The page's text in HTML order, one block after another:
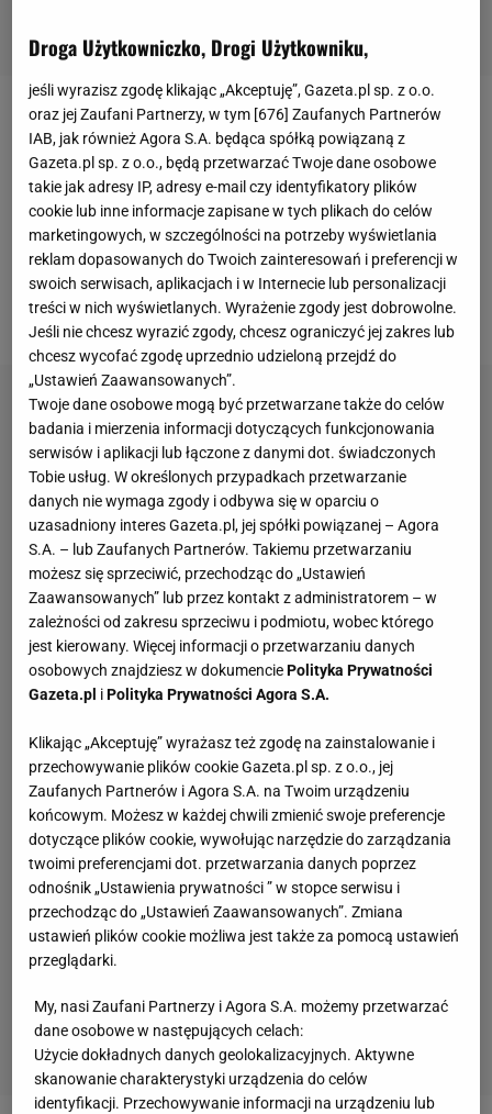
Przemysław Tytoń, który zasłynął z obronienia rzutu
karnego wmeczuEuro 2012, gdy zastąpiłWojciecha
Szczęsnegow meczu z Grecją (1:1), wraca do Polski.
Golkiper nie podpisał jednak umowy z Wisłą Płock,
ale dostał jedynie zgodę na treningi z drużyną
prowadzoną przez Dariusza Dźwigałę -
poinformował Jakub Białek z Weszło.com
Droga Użytkowniczko, Drogi Użytkowniku,
jeśli wyrazisz zgodę klikając „Akceptuję”, Gazeta.pl sp. z o.o.
oraz jej Zaufani Partnerzy, w tym [676] Zaufanych Partnerów
IAB, jak również Agora S.A. będąca spółką powiązaną z
Gazeta.pl sp. z o.o., będą przetwarzać Twoje dane osobowe
takie jak adresy IP, adresy e-mail czy identyfikatory plików
cookie lub inne informacje zapisane w tych plikach do celów
marketingowych, w szczególności na potrzeby wyświetlania
reklam dopasowanych do Twoich zainteresowań i preferencji w
swoich serwisach, aplikacjach i w Internecie lub personalizacji
treści w nich wyświetlanych. Wyrażenie zgody jest dobrowolne.
Jeśli nie chcesz wyrazić zgody, chcesz ograniczyć jej zakres lub
chcesz wycofać zgodę uprzednio udzieloną przejdź do
„Ustawień Zaawansowanych”.
Twoje dane osobowe mogą być przetwarzane także do celów
badania i mierzenia informacji dotyczących funkcjonowania
serwisów i aplikacji lub łączone z danymi dot. świadczonych
Tobie usług. W określonych przypadkach przetwarzanie
danych nie wymaga zgody i odbywa się w oparciu o
uzasadniony interes Gazeta.pl, jej spółki powiązanej – Agora
S.A. – lub Zaufanych Partnerów. Takiemu przetwarzaniu
możesz się sprzeciwić, przechodząc do „Ustawień
Zaawansowanych” lub przez kontakt z administratorem – w
zależności od zakresu sprzeciwu i podmiotu, wobec którego
jest kierowany. Więcej informacji o przetwarzaniu danych
osobowych znajdziesz w dokumenciePolityka Prywatności
Gazeta.pl iPolityka Prywatności Agora S.A.
Klikając „Akceptuję” wyrażasz też zgodę na zainstalowanie i
przechowywanie plików cookie Gazeta.pl sp. z o.o., jej
Zaufanych Partnerów i Agora S.A. na Twoim urządzeniu
końcowym. Możesz w każdej chwili zmienić swoje preferencje
dotyczące plików cookie, wywołując narzędzie do zarządzania
twoimi preferencjami dot. przetwarzania danych poprzez
odnośnik „Ustawienia prywatności ” w stopce serwisu i
przechodząc do „Ustawień Zaawansowanych”. Zmiana
ustawień plików cookie możliwa jest także za pomocą ustawień
przeglądarki.
My, nasi Zaufani Partnerzy i Agora S.A. możemy przetwarzać
dane osobowe w następujących celach:
Użycie dokładnych danych geolokalizacyjnych. Aktywne
skanowanie charakterystyki urządzenia do celów
identyfikacji. Przechowywanie informacji na urządzeniu lub